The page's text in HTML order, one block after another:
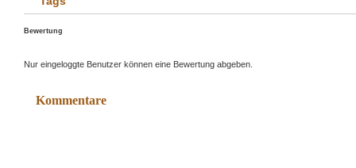
Bewertung
Nur eingeloggte Benutzer können eine Bewertung abgeben.
Kommentare